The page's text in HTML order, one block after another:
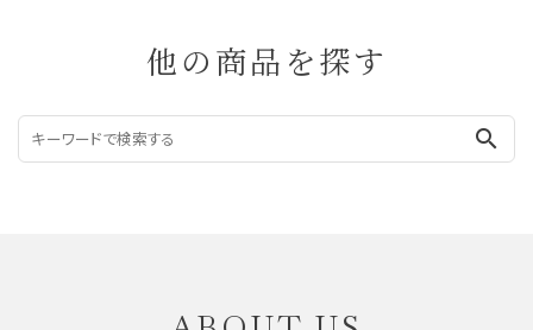
他の商品を探す
search